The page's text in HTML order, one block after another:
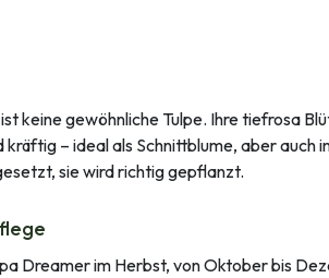
keine gewöhnliche Tulpe. Ihre tiefrosa
kräftig – ideal als Schnittblume, aber
sie wird richtig gepflanzt.
Dreamer im Herbst, von Oktober bis